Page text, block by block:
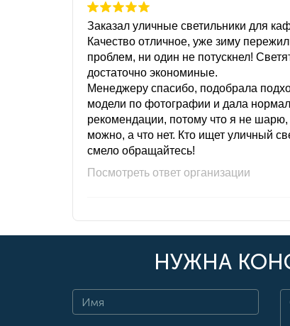
Заказал уличные светильники для
Качество отличное, уже зиму
проблем, ни один не потускнел!
достаточно экономиные.
Менеджеру спасибо, подобрала
модели по фотографии и дала
рекомендации, потому что я не
можно, а что нет. Кто ищет уличный
смело обращайтесь!
Посмотреть ответ организации
НУЖНА